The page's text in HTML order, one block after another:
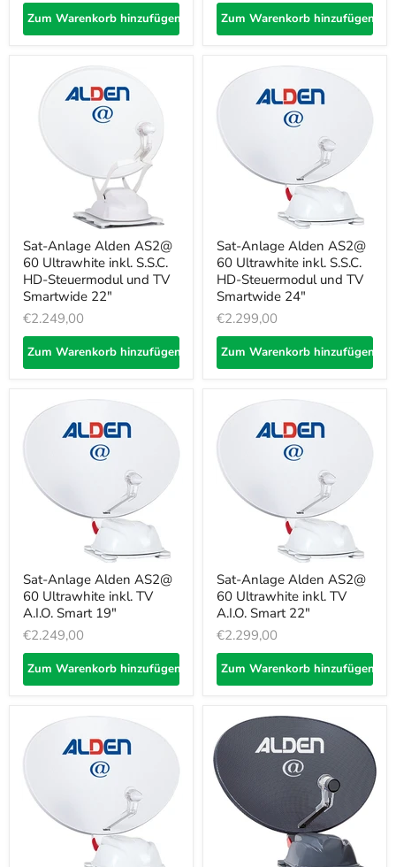
Zum Warenkorb hinzufügen Zum Warenkorb hinzufügen
Sat-Anlage Alden AS2@
60 Ultrawhite inkl. S.S.C.
HD-Steuermodul und TV
Smartwide 22"
€2.249,00
Zum Warenkorb hinzufügen
Sat-Anlage Alden AS2@
60 Ultrawhite inkl. S.S.C.
HD-Steuermodul und TV
Smartwide 24"
€2.299,00
Zum Warenkorb hinzufügen
Sat-Anlage Alden AS2@
60 Ultrawhite inkl. TV
A.I.O. Smart 19"
€2.249,00
Zum Warenkorb hinzufügen
Sat-Anlage Alden AS2@
60 Ultrawhite inkl. TV
A.I.O. Smart 22"
€2.299,00
Zum Warenkorb hinzufügen